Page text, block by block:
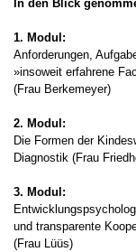
In den Blick
1. Modul:
Anforderungen,
»insoweit erfahrene
(Frau Berkemeyer)
2. Modul:
Die Formen der
Diagnostik (Frau
3. Modul:
und transparente
(Frau Lüüs)